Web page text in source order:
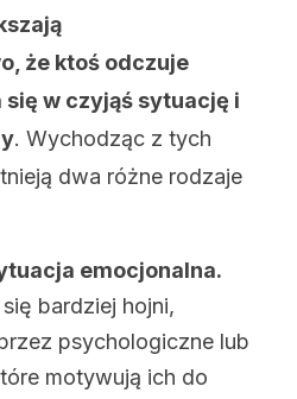
że ktoś odczuje
w czyjąś sytuację i
. Wychodząc z tych
dwa różne rodzaje
emocjonalna.
bardziej hojni,
psychologiczne lub
motywują ich do